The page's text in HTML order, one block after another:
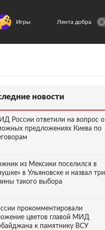
Игры Лента добра
новости
России ответили на вопрос о
предложениях Киева по
из Мексики поселился в
в Ульяновске и назвал три
такого выбора
прокомментировали
цветов главой МИД
к памятнику ВСУ